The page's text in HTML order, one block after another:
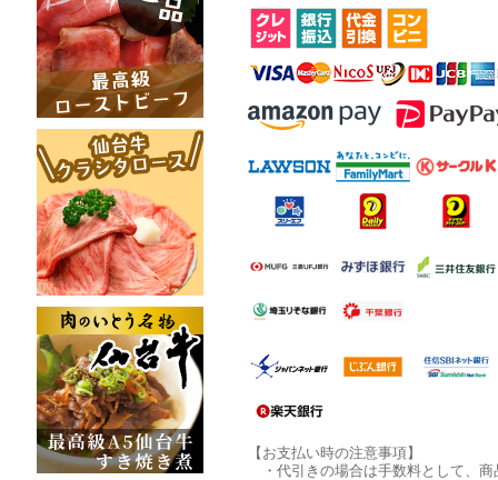
【お支払い時の注意事項】
・代引きの場合は手数料として、